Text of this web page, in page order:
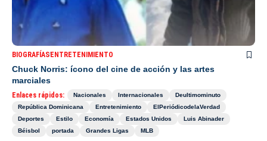
BIOGRAFÍASENTRETENIMIENTO
Chuck Norris: ícono del cine de acción y las artes
marciales
Enlaces rápidos: Nacionales Internacionales
Deultimominuto
República Dominicana
Entretenimiento
ElPeriódicodelaVerdad
Deportes
Estilo Economía Estados Unidos
Luis Abinader
Béisbol
portada Grandes Ligas MLB